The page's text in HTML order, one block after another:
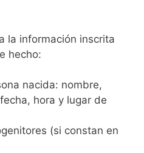
la información inscrita
hecho:
nacida: nombre,
hora y lugar de
(si constan en